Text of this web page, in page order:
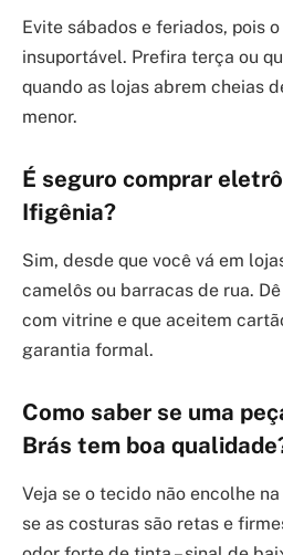
Evite sábados e feriados, pois
insuportável. Prefira terça ou
quando as lojas abrem cheias
menor.
É seguro comprar
Ifigênia?
Sim, desde que você vá em
camelôs ou barracas de rua.
com vitrine e que aceitem
garantia formal.
Como saber se uma
Brás tem boa
Veja se o tecido não encolhe
se as costuras são retas e